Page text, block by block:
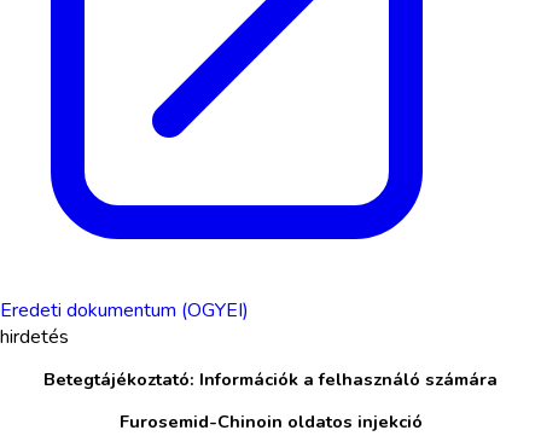
Eredeti dokumentum (OGYEI)
hirdetés
Betegtájékoztató: Információk a felhasználó számára
Furosemid-Chinoin oldatos injekció